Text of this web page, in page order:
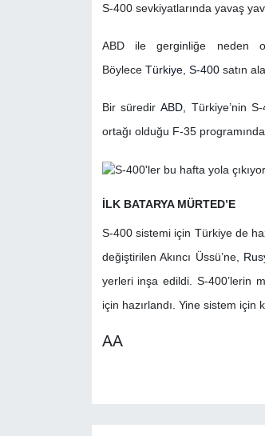
S-400 sevkiyatlarında yavaş
ABD ile gerginliğe neden
Böylece Türkiye, S-400satın
Bir süredirABD , Türkiye’nin
ortağı olduğu F-35
İLK BATARYA MÜRTED’E
S-400 sistemi için Türkiye de
değiştirilen Akıncı Üssü’ne,
yerleri inşa edildi. S-400’lerin
için hazırlandı. Yine sistem için
AA